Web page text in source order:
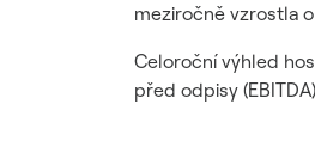
meziročně vzrostla
Celoroční výhled
před odpisy